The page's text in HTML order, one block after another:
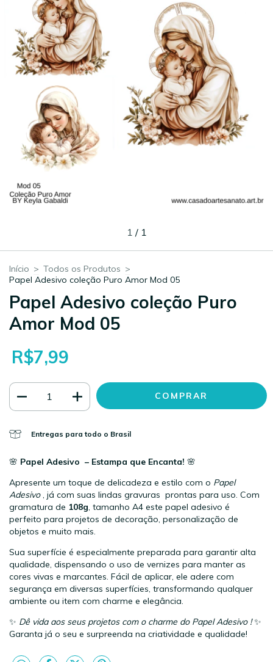
1 / 1
Início > Todos os Produtos >
Papel Adesivo coleção Puro Amor Mod 05
Papel Adesivo coleção Puro
Amor Mod 05
R$7,99
Entregas para todo o Brasil
🌸 Papel Adesivo – Estampa que Encanta! 🌸
Apresente um toque de delicadeza e estilo com o Papel
Adesivo, já com suas lindas gravuras prontas para uso. Com
gramatura de 108g, tamanho A4 este papel adesivo é
perfeito para projetos de decoração, personalização de
objetos e muito mais.
Sua superfície é especialmente preparada para garantir alta
qualidade, dispensando o uso de vernizes para manter as
cores vivas e marcantes. Fácil de aplicar, ele adere com
segurança em diversas superfícies, transformando qualquer
ambiente ou item com charme e elegância.
✨ Dê vida aos seus projetos com o charme do Papel Adesivo !✨
Garanta já o seu e surpreenda na criatividade e qualidade!